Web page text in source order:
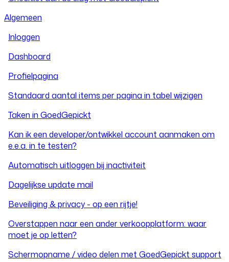
Algemeen
Inloggen
Dashboard
Profielpagina
Standaard aantal items per pagina in tabel wijzigen
Taken in GoedGepickt
Kan ik een developer/ontwikkel account aanmaken om
e.e.a. in te testen?
Automatisch uitloggen bij inactiviteit
Dagelijkse update mail
Beveiliging & privacy - op een rijtje!
Overstappen naar een ander verkoopplatform: waar
moet je op letten?
Schermopname / video delen met GoedGepickt support